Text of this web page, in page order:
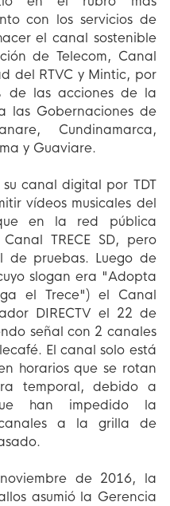
con los servicios de
el canal sostenible
de Telecom, Canal
del RTVC y Mintic, por
de las acciones de la
las Gobernaciones de
Cundinamarca,
y Guaviare.
canal digital por TDT
vídeos musicales del
en la red pública
TRECE SD, pero
de pruebas. Luego de
slogan era "Adopta
el Trece") el Canal
DIRECTV el 22 de
señal con 2 canales
El canal solo está
horarios que se rotan
temporal, debido a
han impedido la
a la grilla de
de 2016, la
asumió la Gerencia